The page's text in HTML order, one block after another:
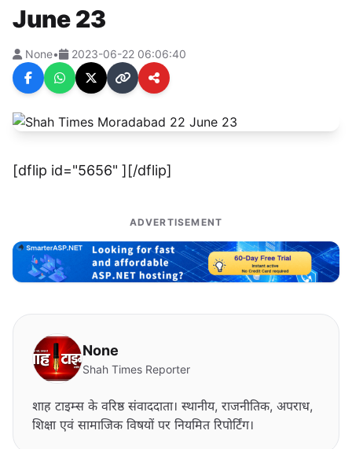
June 23
None• 2023-06-22 06:06:40
[dflip id="5656" ][/dflip]
ADVERTISEMENT
None
Shah Times Reporter
शाह टाइम्स के वरिष्ठ संवाददाता। स्थानीय, राजनीतिक, अपराध,
शिक्षा एवं सामाजिक विषयों पर नियमित रिपोर्टिंग।